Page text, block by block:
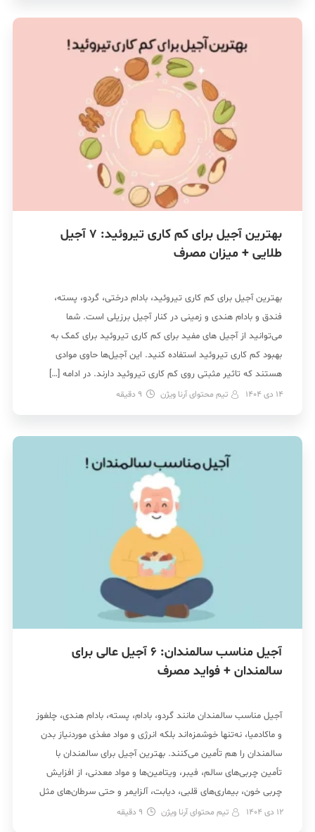
بهترین آجیل برای کم کاری تیروئید: 7 آجیل
طلایی + میزان مصرف
بهترین آجیل برای کم کاری تیروئید، بادام درختی، گردو، پسته،
فندق و بادام هندی و زمینی در کنار آجیل برزیلی است. شما
می‌توانید از آجیل های مفید برای کم کاری تیروئید برای کمک به
بهبود کم کاری تیروئید‌ استفاده کنید. این آجیل‌ها حاوی موادی
هستند که تاثیر مثبتی روی کم کاری تیروئید دارند. در ادامه […]
14 دی 1404 تیم محتوای آرنا ویژن 9 دقیقه
آجیل مناسب سالمندان: 6 آجیل عالی برای
سالمندان + فواید مصرف
آجیل مناسب سالمندان مانند گردو، بادام، پسته، بادام هندی، چلغوز
و ماکادمیا، نه‌تنها خوشمزه‌اند بلکه انرژی و مواد مغذی موردنیاز بدن
سالمندان را هم تأمین می‌کنند. بهترین آجیل برای سالمندان با
تأمین چربی‌های سالم، فیبر، ویتامین‌ها و مواد معدنی، از افزایش
چربی خون، بیماری‌های قلبی، دیابت، آلزایمر و حتی سرطان‌های مثل
سرطان پروستات و روده […]
12 دی 1404 تیم محتوای آرنا ویژن 9 دقیقه